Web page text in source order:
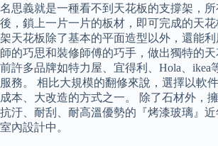
名思義就是一種看不到天花板的支撐架，
後，鎖上一片一片的板材，即可完成的天
架天花板除了基本的平面造型以外，還能
師的巧思和裝修師傅的巧手，做出獨特的天
前許多品牌如特力屋、宜得利、Hola、ikea
服務。 相比大規模的翻修來說，選擇以軟
成本、大改造的方式之一。 除了石材外，
抗汙、耐刮、耐高溫優勢的『烤漆玻璃』
室內設計中。